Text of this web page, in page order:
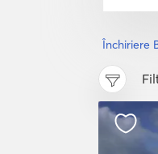
Închiriere